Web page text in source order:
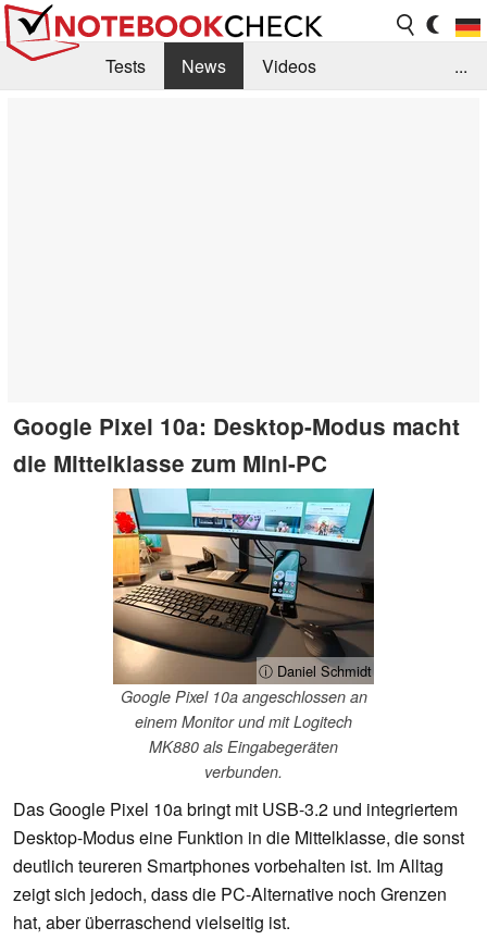
Tests News
Videos
...
Google Pixel 10a: Desktop-Modus macht
die Mittelklasse zum Mini-PC
ⓘ Daniel Schmidt
Google Pixel 10a angeschlossen an
einem Monitor und mit Logitech
MK880 als Eingabegeräten
verbunden.
Das Google Pixel 10a bringt mit USB-3.2 und integriertem
Desktop-Modus eine Funktion in die Mittelklasse, die sonst
deutlich teureren Smartphones vorbehalten ist. Im Alltag
zeigt sich jedoch, dass die PC-Alternative noch Grenzen
hat, aber überraschend vielseitig ist.